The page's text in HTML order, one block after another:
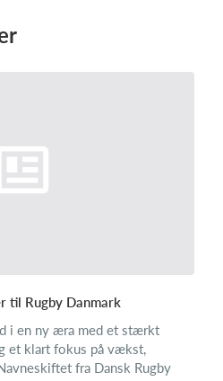
til Rugby Danmark
i en ny æra med et stærkt
et klart fokus på vækst,
fra Dansk Rugby